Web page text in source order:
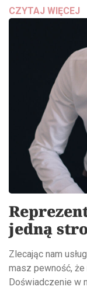
CZYTAJ WIĘCEJ
jedną
Zlecając nam
masz pewność,
Doświadczenie w